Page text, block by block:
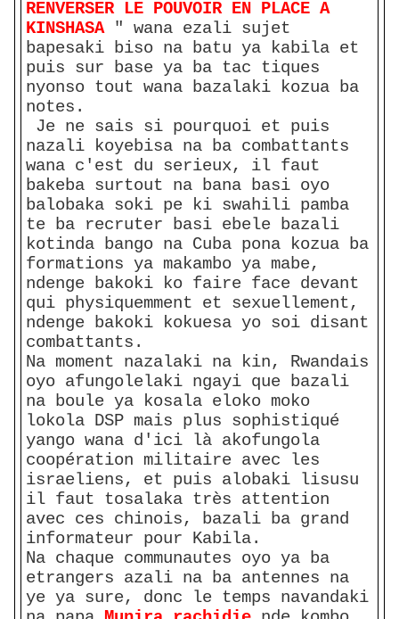
RENVERSER LE POUVOIR EN PLACE A
KINSHASA" wana ezali sujet
bapesaki biso na batu ya kabila et
puis sur base ya ba tac tiques
nyonso tout wana bazalaki kozua ba
notes.
Je ne sais si pourquoi et puis
nazali koyebisa na ba combattants
wana c'est du serieux, il faut
bakeba surtout na bana basi oyo
balobaka soki pe ki swahili pamba
te ba recruter basi ebele bazali
kotinda bango na Cuba pona kozua ba
formations ya makambo ya mabe,
ndenge bakoki ko faire face devant
qui physiquemment et sexuellement,
ndenge bakoki kokuesa yo soi disant
combattants.
Na moment nazalaki na kin, Rwandais
oyo afungolelaki ngayi que bazali
na boule ya kosala eloko moko
lokola DSP mais plus sophistiqué
yango wana d'ici là akofungola
coopération militaire avec les
israeliens, et puis alobaki lisusu
il faut tosalaka très attention
avec ces chinois, bazali ba grand
informateur pour Kabila.
Na chaque communautes oyo ya ba
etrangers azali na ba antennes na
ye ya sure, donc le temps navandaki